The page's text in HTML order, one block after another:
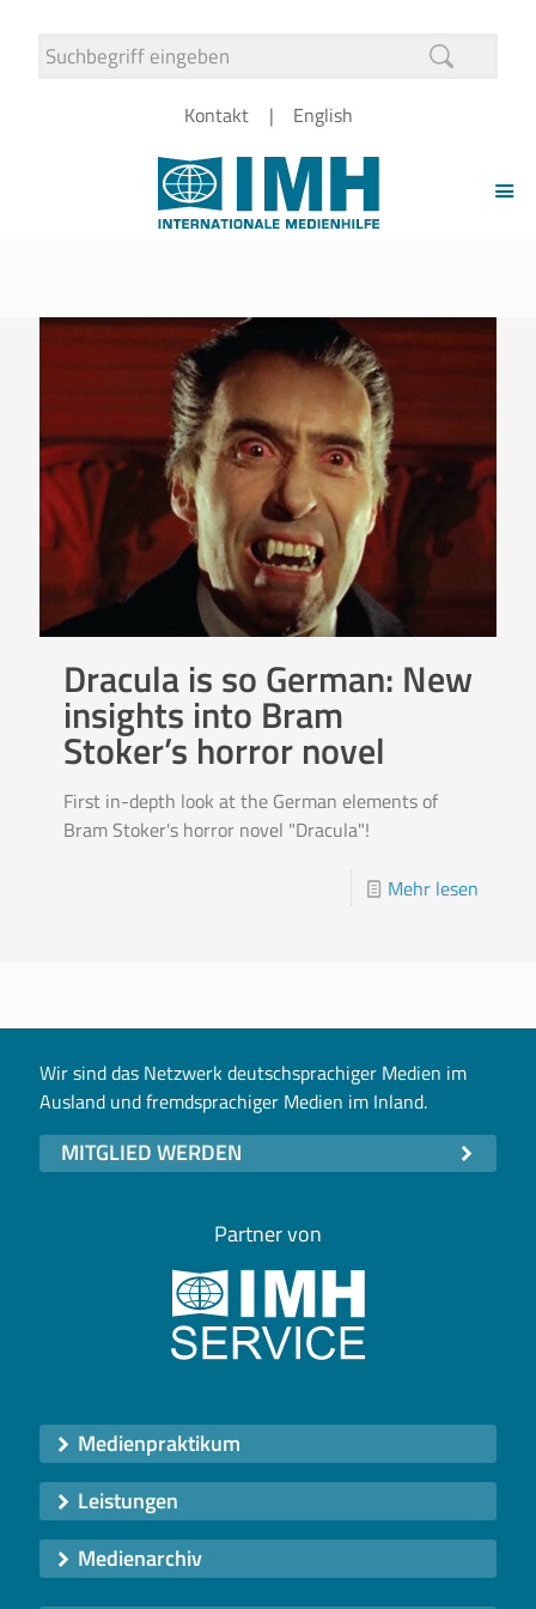
Kontakt English
Dracula is so German: New
insights into Bram
Stoker’s horror novel
First in-depth look at the German elements of
Bram Stoker's horror novel "Dracula"!
Mehr lesen
Wir sind das Netzwerk deutschsprachiger Medien im
Ausland und fremdsprachiger Medien im Inland.
MITGLIED WERDEN
Partner von
Medienpraktikum
Leistungen
Medienarchiv